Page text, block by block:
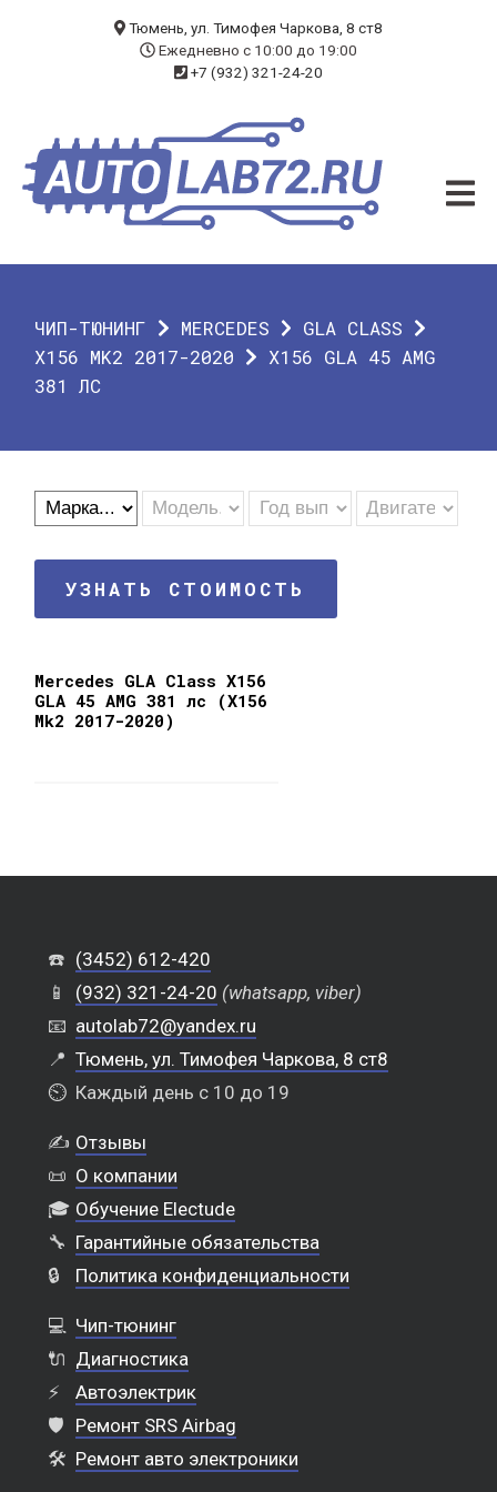
ЧИП-ТЮНИНГ
ДИАГНОСТИКА
О КОМПАНИИ
Тюмень, ул. Тимофея Чаркова, 8 ст8
Ежедневно с 10:00 до 19:00
+7 (932) 321-24-20
ЧИП-ТЮНИНГ MERCEDES
GLA CLASS
X156 MK2 2017-2020
X156 GLA 45 AMG
381 ЛС
УЗНАТЬ СТОИМОСТЬ
Mercedes GLA Class X156
GLA 45 AMG 381 лс (X156
Mk2 2017-2020)
☎️ (3452) 612-420
📱
(932) 321-24-20 (whatsapp, viber)
📧 autolab72@yandex.ru
📍 Тюмень, ул. Тимофея Чаркова, 8 ст8
⏲️ Каждый день с 10 до 19
✍️ Отзывы
📜 О компании
🎓 Обучение Electude
🔧 Гарантийные обязательства
🔒
Политика конфиденциальности
💻 Чип-тюнинг
🔌 Диагностика
⚡
Автоэлектрик
🛡️ Ремонт SRS Airbag
🛠️ Ремонт авто электроники